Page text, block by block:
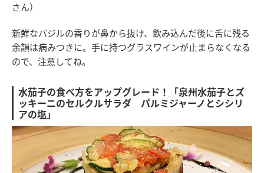
さん）
新鮮なバジルの香りが鼻から抜け、飲み込んだ後に舌に残る
余韻は病みつきに。手に持つグラスワインが止まらなくなる
ので、注意してね。
水茄子の食べ方をアップグレード！「泉州水茄子とズ
ッキーニのセルクルサラダ パルミジャーノとシシリ
アの塩」